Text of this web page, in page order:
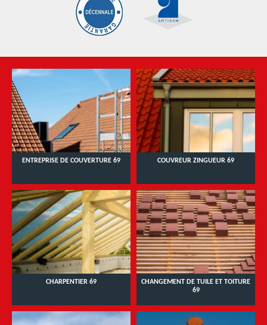
ENTREPRISE DE COUVERTURE 69 COUVREUR ZINGUEUR 69
CHARPENTIER 69
CHANGEMENT DE TUILE ET TOITURE
69